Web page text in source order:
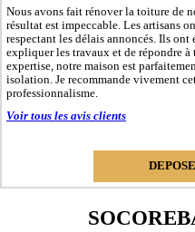
- Entreprise de rénovation immobilière à
- Entreprise de rénovation immobilière à
- Entreprise de rénovation immobilière à
- Entreprise de rénovation immobilière à
- Entreprise de rénovation immobilière
- Entreprise de rénovation immobilière à
- Entreprise de rénovation immobilière à
- Entreprise de rénovation immobilière à
- Entreprise de rénovation immobilière à
- Entreprise de rénovation immobilière à
- Entreprise de rénovation immobilière à
Nous avons fait rénover la toiture de
résultat est impeccable. Les artisans
respectant les délais annoncés. Ils ont
expliquer les travaux et de répondre à
expertise, notre maison est
isolation. Je recommande vivement
professionnalisme.
Voir tous les avis clients